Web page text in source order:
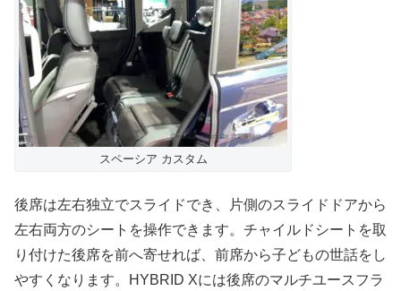
スペーシア カスタム
後席は左右独立でスライドでき、片側のスライドドアから
左右両方のシートを操作できます。チャイルドシートを取
り付けた後席を前へ寄せれば、前席から子どもの世話をし
やすくなります。HYBRID Xには後席のマルチユースフラ